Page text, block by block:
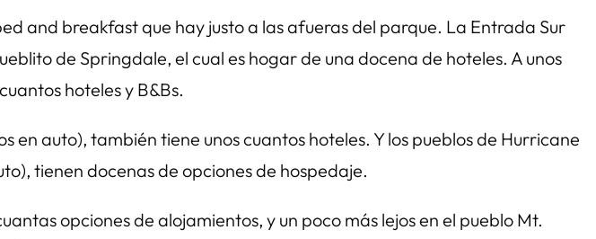
and breakfast que hay justo a las afueras del parque. La Entrada Sur
de Springdale, el cual es hogar de una docena de hoteles. A unos
hoteles y B&Bs.
en auto), también tiene unos cuantos hoteles. Y los pueblos de Hurricane
tienen docenas de opciones de hospedaje.
opciones de alojamientos, y un poco más lejos en el pueblo Mt.